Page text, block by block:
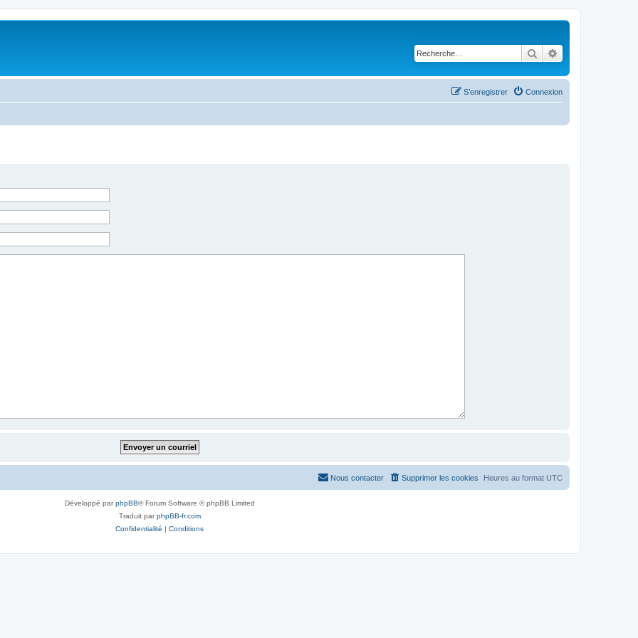
Rechercher
Connexion
S’enregistrer
Heures au format UTC
Supprimer les cookies
Nous contacter
Développé parphpBB® Forum Software © phpBB Limited
Traduit parphpBB-fr.com
Confidentialité | Conditions